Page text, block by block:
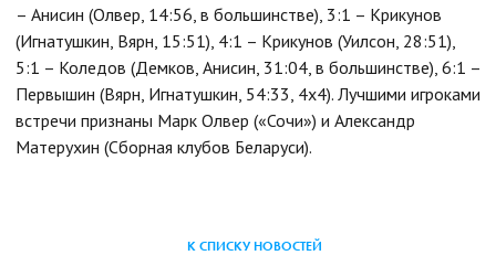
– Анисин (Олвер, 14:56, в большинстве), 3:1 – Крикунов
(Игнатушкин, Вярн, 15:51), 4:1 – Крикунов (Уилсон, 28:51),
5:1 – Коледов (Демков, Анисин, 31:04, в большинстве), 6:1 –
Первышин (Вярн, Игнатушкин, 54:33, 4х4). Лучшими игроками
встречи признаны Марк Олвер («Сочи») и Александр
Матерухин (Сборная клубов Беларуси).
К СПИСКУ НОВОСТЕЙ